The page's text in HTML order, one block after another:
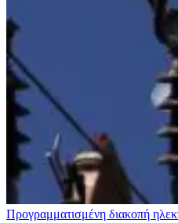
Προγραμματισμένη διακοπή